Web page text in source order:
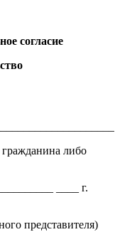
согласие
либо
____ г.
представителя)